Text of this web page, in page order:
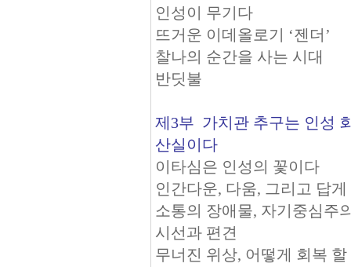
인성이 무기다
뜨거운 이데올로기 ‘젠더’
찰나의 순간을 사는 시대
반딧불
제3부 가치관 추구는 인성
산실이다
이타심은 인성의 꽃이다
인간다운, 다움, 그리고 답게
소통의 장애물, 자기중심주
시선과 편견
무너진 위상, 어떻게 회복